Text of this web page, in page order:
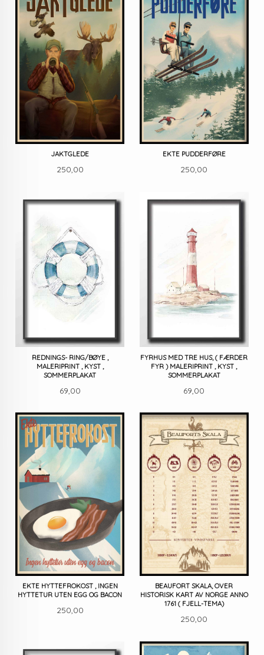
JAKTGLEDE
Pris
250,00
EKTE PUDDERFØRE
Pris
250,00
REDNINGS- RING/BØYE ,
MALERIPRINT , KYST ,
SOMMERPLAKAT
Pris
69,00
FYRHUS MED TRE HUS, ( FÆRDER
FYR ) MALERIPRINT , KYST ,
SOMMERPLAKAT
Pris
69,00
EKTE HYTTEFROKOST , INGEN
HYTTETUR UTEN EGG OG BACON
Pris
250,00
BEAUFORT SKALA, OVER
HISTORISK KART AV NORGE ANNO
1761 ( FJELL-TEMA)
Pris
250,00